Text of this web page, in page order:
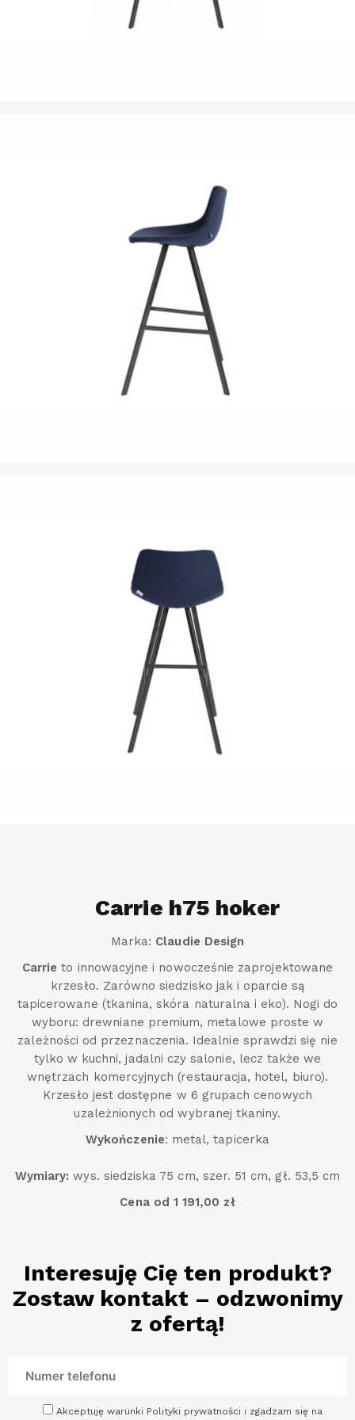
Carrie h75 hoker
Marka: Claudie Design
Carrie to innowacyjne i nowocześnie zaprojektowane
krzesło. Zarówno siedzisko jak i oparcie są
tapicerowane (tkanina, skóra naturalna i eko). Nogi do
wyboru: drewniane premium, metalowe proste w
zależności od przeznaczenia. Idealnie sprawdzi się nie
tylko w kuchni, jadalni czy salonie, lecz także we
wnętrzach komercyjnych (restauracja, hotel, biuro).
Krzesło jest dostępne w 6 grupach cenowych
uzależnionych od wybranej tkaniny.
Wykończenie: metal, tapicerka
Wymiary: wys. siedziska 75 cm, szer. 51 cm, gł. 53,5 cm
Cena od 1 191,00 zł
Interesuję Cię ten produkt?
Zostaw kontakt – odzwonimy
z ofertą!
Akceptuję warunki Polityki prywatności i zgadzam się na